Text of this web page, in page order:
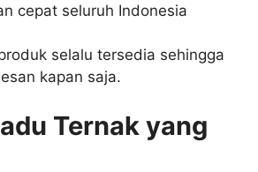
cepat seluruh Indonesia
selalu tersedia sehingga
kapan saja.
Ternak yang